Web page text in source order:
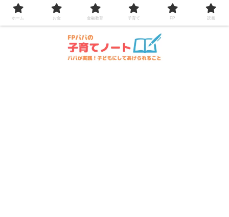
コンテンツへスキップ
ホーム お金 金融教育 子育て FP 読書